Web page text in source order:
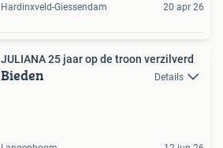
Hardinxveld-Giessendam 20 apr 26
JULIANA 25 jaar op de troon verzilverd
Bieden Details